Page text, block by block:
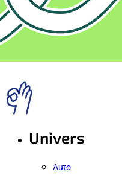
Univers
Auto